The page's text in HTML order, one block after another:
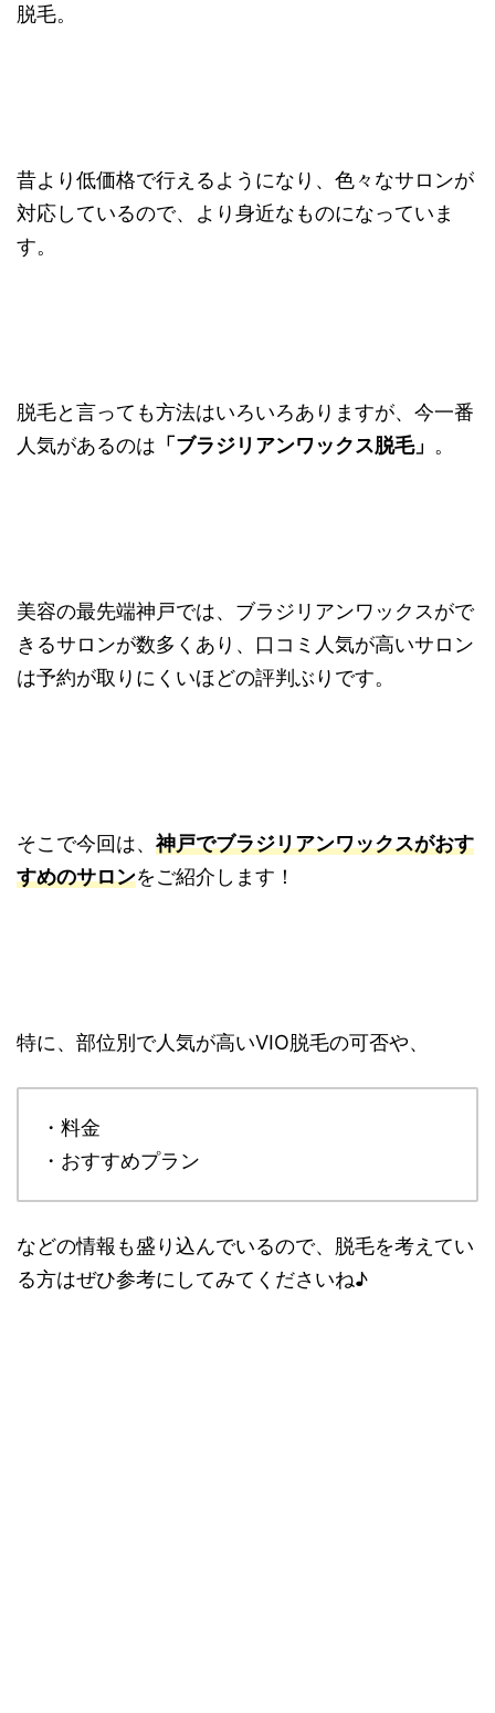
脱毛。
昔より低価格で行えるようになり、色々なサロンが
対応しているので、より身近なものになっていま
す。
脱毛と言っても方法はいろいろありますが、今一番
人気があるのは 「ブラジリアンワックス脱毛」 。
美容の最先端神戸では、ブラジリアンワックスがで
きるサロンが数多くあり、口コミ人気が高いサロン
は予約が取りにくいほどの評判ぶりです。
そこで今回は、 神戸でブラジリアンワックスがおす
すめのサロンをご紹介します！
特に、部位別で人気が高いVIO脱毛の可否や、
・料金
・おすすめプラン
などの情報も盛り込んでいるので、脱毛を考えてい
る方はぜひ参考にしてみてくださいね♪